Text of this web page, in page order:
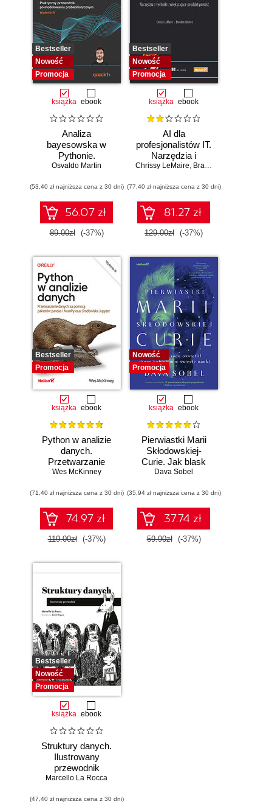
Bestseller
Nowość
Promocja
książka ebook
Analiza
bayesowska w
Pythonie.
Praktyczny
modelowaniu
probabilistycznym.
Wydanie III
Osvaldo Martin
(53,40 zł najniższa cena z 30 dni)
56.07 zł
89.00zł (-37%)
Bestseller
Nowość
Promocja
książka ebook
AI dla
profesjonalistów IT.
Narzędzia i
techniki
produktywność
Chrissy LeMaire, Brandon Abshire
(77,40 zł najniższa cena z 30 dni)
81.27 zł
129.00zł (-37%)
Bestseller
Promocja
książka ebook
Python w analizie
danych.
Przetwarzanie
danych za pomocą
NumPy oraz
środowiska
Jupyter. Wydanie
III
Wes McKinney
(71,40 zł najniższa cena z 30 dni)
74.97 zł
119.00zł (-37%)
Nowość
Promocja
książka ebook
Pierwiastki Marii
Skłodowskiej-
Curie. Jak blask
radu oświetlił drogę
świecie nauki
Dava Sobel
(35,94 zł najniższa cena z 30 dni)
37.74 zł
59.90zł (-37%)
Bestseller
Nowość
Promocja
książka ebook
Struktury danych.
Ilustrowany
przewodnik
Marcello La Rocca
(47,40 zł najniższa cena z 30 dni)